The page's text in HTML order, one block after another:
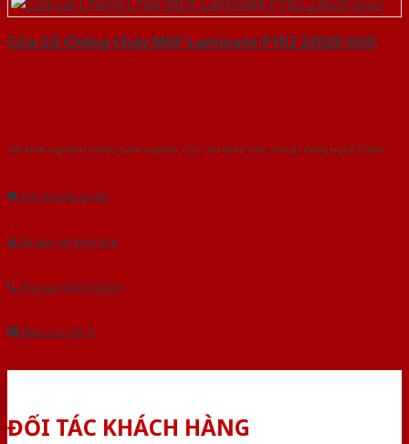
Cửa Gỗ Chống Cháy MDF Laminate P1R2 23029-SGD
Với kinh nghiệm nhiêu năm nghiên cứu cửa theo tiêu chuẩn công nghệ Châu
Gửi yêu cầu tư vấn
Tải báo giá tổng hợp
Yêu cầu gọi lại (3 phút)
Dành cho đại lý
ĐỐI TÁC KHÁCH HÀNG